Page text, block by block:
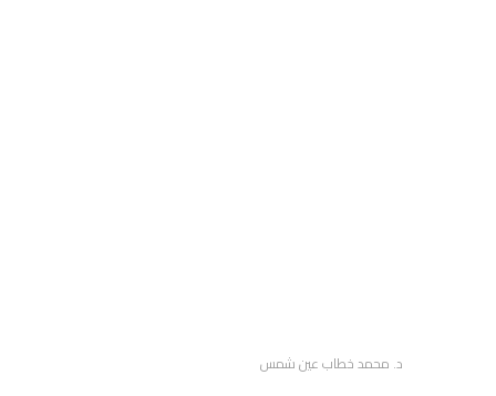
د. محمد خطاب عين شمس